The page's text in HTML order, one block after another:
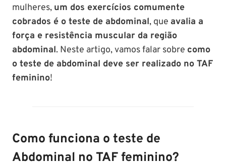
mulheres, um dos exercícios comumente
cobrados é o teste de abdominal, que avalia a
força e resistência muscular da região
abdominal. Neste artigo, vamos falar sobre como
o teste de abdominal deve ser realizado no TAF
feminino!
Como funciona o teste de
Abdominal no TAF feminino?